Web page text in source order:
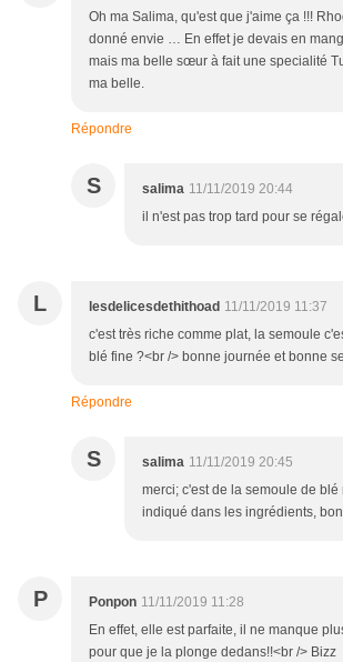
Oh ma Salima, qu'est que j'aime ça !!!
donné envie … En effet je devais en
mais ma belle sœur à fait une specialité
ma belle.
Répondre
S salima 11/11/2019 20:44
il n'est pas trop tard pour se
L lesdelicesdethithoad 11/11/2019 11:37
c'est très riche comme plat, la semoule
blé fine ?<br /> bonne journée et bonne
Répondre
S salima 11/11/2019 20:45
merci; c'est de la semoule de blé
indiqué dans les ingrédients,
P Ponpon 11/11/2019 11:28
En effet, elle est parfaite, il ne manque
pour que je la plonge dedans!!<br /> Bizz